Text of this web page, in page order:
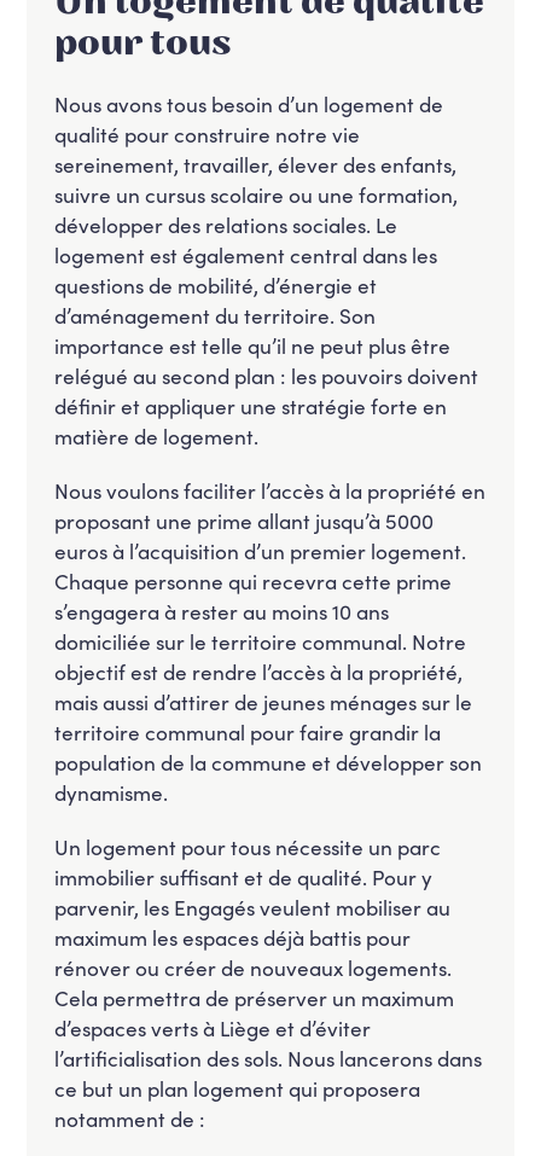
pour tous
Nous avons tous besoin d’un logement de
qualité pour construire notre vie
sereinement, travailler, élever des enfants,
suivre un cursus scolaire ou une formation,
développer des relations sociales. Le
logement est également central dans les
questions de mobilité, d’énergie et
d’aménagement du territoire. Son
importance est telle qu’il ne peut plus être
relégué au second plan : les pouvoirs doivent
définir et appliquer une stratégie forte en
matière de logement.
Nous voulons faciliter l’accès à la propriété en
proposant une prime allant jusqu’à 5000
euros à l’acquisition d’un premier logement.
Chaque personne qui recevra cette prime
s’engagera à rester au moins 10 ans
domiciliée sur le territoire communal. Notre
objectif est de rendre l’accès à la propriété,
mais aussi d’attirer de jeunes ménages sur le
territoire communal pour faire grandir la
population de la commune et développer son
dynamisme.
Un logement pour tous nécessite un parc
immobilier suffisant et de qualité. Pour y
parvenir, les Engagés veulent mobiliser au
maximum les espaces déjà battis pour
rénover ou créer de nouveaux logements.
Cela permettra de préserver un maximum
d’espaces verts à Liège et d’éviter
l’artificialisation des sols. Nous lancerons dans
ce but un plan logement qui proposera
notamment de :